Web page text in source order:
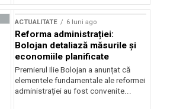
ACTUALITATE 6 luni ago
Reforma administrației:
Bolojan detaliază măsurile și
economiile planificate
Premierul Ilie Bolojan a anunțat că
elementele fundamentale ale reformei
administrației au fost convenite...